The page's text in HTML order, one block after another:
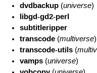
dvdbackup (universe)
libgd-gd2-perl
subtitleripper
transcode (multiverse)
transcode-utils (
vamps (universe)